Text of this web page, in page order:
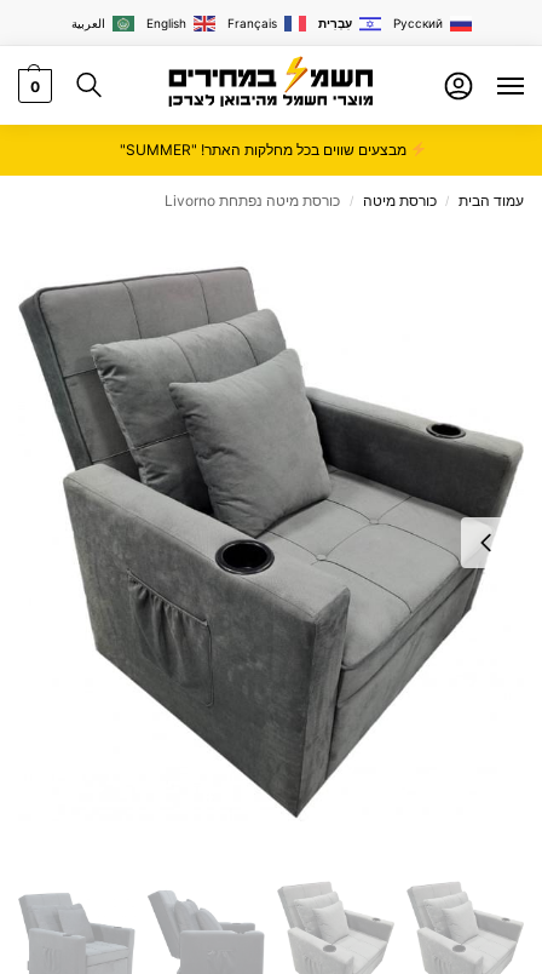
العربية English Français עִבְרִית Русский
0
מבצעים שווים בכל מחלקות האתר! "SUMMER"
עמוד הבית / כורסת מיטה / כורסת מיטה נפתחת Livorno